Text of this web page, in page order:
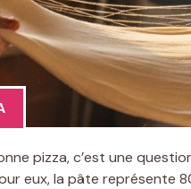
pizza, c’est une
eux, la pâte représente